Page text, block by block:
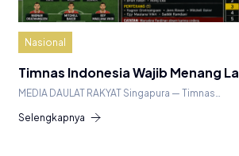
Nasional
Timnas Indonesia Wajib Menang
MEDIA DAULAT RAKYAT Singapura — Timnas…
Selengkapnya